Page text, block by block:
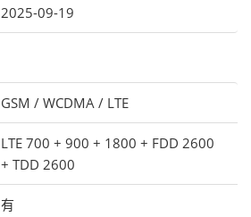
2025-09-19
GSM / WCDMA / LTE
LTE 700 + 900 + 1800 + FDD 2600
+ TDD 2600
有